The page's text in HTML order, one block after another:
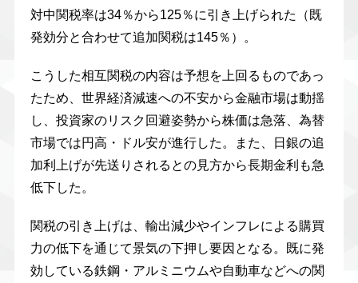
対中関税率は34％から125％に引き上げられた（既
発効分と合わせて追加関税は145％）。
こうした相互関税の内容は予想を上回るものであっ
たため、世界経済減速への不安から金融市場は動揺
し、投資家のリスク回避姿勢から株価は急落、為替
市場では円高・ドル安が進行した。また、日銀の追
加利上げが先送りされるとの見方から長期金利も急
低下した。
関税の引き上げは、輸出減少やインフレによる購買
力の低下を通じて景気の下押し要因となる。既に発
効している鉄鋼・アルミニウムや自動車などへの関